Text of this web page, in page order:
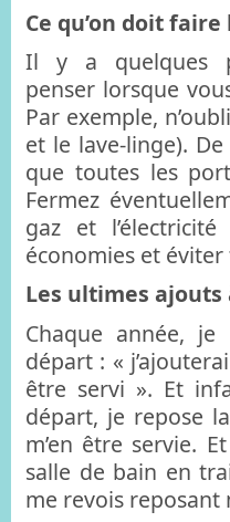
Ce qu’on doit
Il y a quelques
penser lorsque
Par exemple,
et le lave-linge).
que toutes les
Fermez
gaz et
économies et
Les ultimes ajouts
Chaque année,
départ : «
être servi ». Et
départ, je repose
m’en être servie.
salle de bain en
me revois reposant